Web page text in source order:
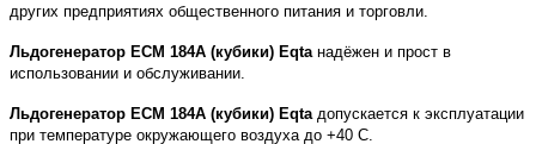
других предприятиях общественного питания и торговли.
Льдогенератор ECM 184A (кубики) Eqta надёжен и прост в
использовании и обслуживании.
Льдогенератор ECM 184A (кубики) Eqta допускается к эксплуатации
при температуре окружающего воздуха до +40 С.